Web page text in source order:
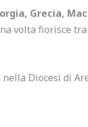
Grecia,
volta fiorisce
Diocesi di